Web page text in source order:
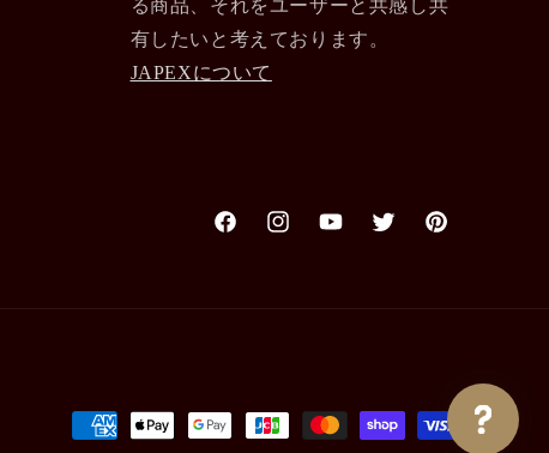
る商品、それをユーザーと共感し共
有したいと考えております。
JAPEXについて
FacebookInstagramYouTubeTwitter Pinterest